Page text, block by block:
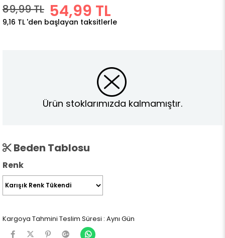
89,99 TL 54,99 TL
9,16 TL 'den başlayan taksitlerle
Ürün stoklarımızda kalmamıştır.
Beden Tablosu
Renk
Kargoya Tahmini Teslim Süresi : Aynı Gün